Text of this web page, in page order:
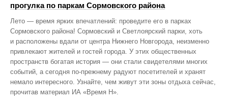
прогулка по паркам Сормовского района
Лето — время ярких впечатлений: проведите его в парках
Сормовского района! Сормовский и Светлоярский парки, хоть
и расположены вдали от центра Нижнего Новгорода, неизменно
привлекают жителей и гостей города. У этих общественных
пространств богатая история — они стали свидетелями многих
событий, а сегодня по‑прежнему радуют посетителей и хранят
немало интересного. Узнайте, чем живут эти зоны отдыха сейчас,
прочитав материал ИА «Время Н».